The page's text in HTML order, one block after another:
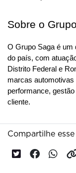
Sobre o
O Grupo Saga é um
do país, com
Distrito Federal e
marcas
performance,
cliente.
Compartilhe